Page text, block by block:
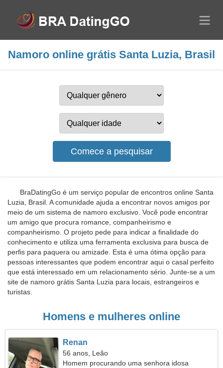
Namoro online grátis Santa Luzia, Brasil
BraDatingGo é um serviço popular de encontros online Santa
Luzia, Brasil. A comunidade ajuda a encontrar novos amigos por
meio de um sistema de namoro exclusivo. Você pode encontrar
um amigo que procura romance, companheirismo e
companheirismo. O projeto pede para indicar a finalidade do
conhecimento e utiliza uma ferramenta exclusiva para busca de
perfis para paquera ou amizade. Esta é uma ótima opção para
pessoas interessantes que podem encontrar aqui o casal perfeito
que está interessado em um relacionamento sério. Junte-se a um
site de namoro grátis Santa Luzia para locais, estrangeiros e
turistas.
Homens e mulheres online
Renan
56 anos, Leão
Homem procurando uma senhora idosa